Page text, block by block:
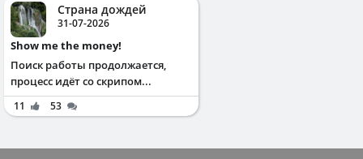
Страна дождей
31-07-2026
Show me the money!
Поиск работы продолжается,
процесс идёт со скрипом...
11 53